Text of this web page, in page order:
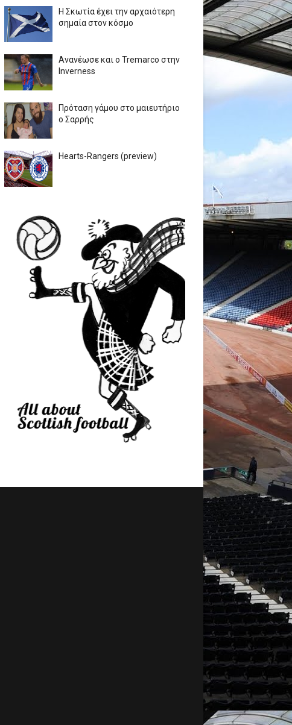
Η Σκωτία έχει την αρχαιότερη
σημαία στον κόσμο
Ανανέωσε και ο Tremarco στην
Inverness
Πρόταση γάμου στο μαιευτήριο
ο Σαρρής
Hearts-Rangers (preview)